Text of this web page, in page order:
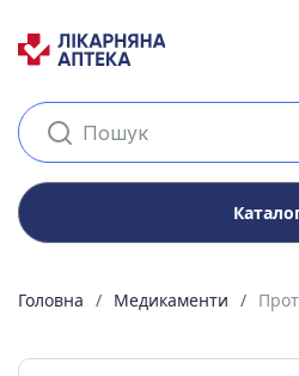
Головна Медикаменти